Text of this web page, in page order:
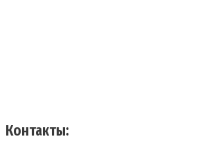
Контакты: